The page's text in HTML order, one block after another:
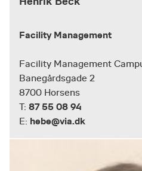
Facility Management
Facility Management
Banegårdsgade 2
8700 Horsens
T: 87 55 08 94
E: hebe@via.dk